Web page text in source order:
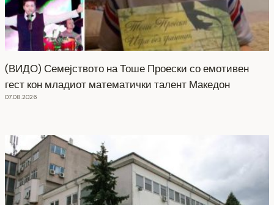
(ВИДО) Семејството на Тоше Проески со емотивен
гест кон младиот математички талент Македон
07.08.2026